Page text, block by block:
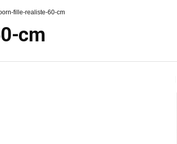
fille-realiste-60-cm
cm